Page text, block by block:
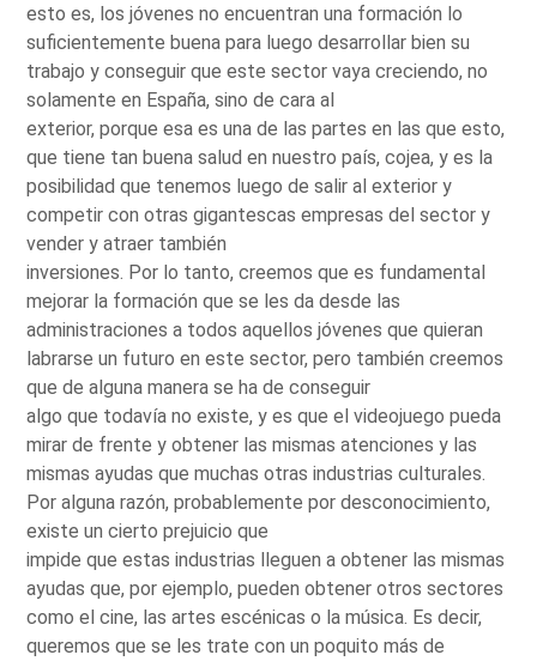
esto es, los jóvenes no encuentran una formación lo
suficientemente buena para luego desarrollar bien su
trabajo y conseguir que este sector vaya creciendo, no
solamente en España, sino de cara al
exterior, porque esa es una de las partes en las que esto,
que tiene tan buena salud en nuestro país, cojea, y es la
posibilidad que tenemos luego de salir al exterior y
competir con otras gigantescas empresas del sector y
vender y atraer también
inversiones. Por lo tanto, creemos que es fundamental
mejorar la formación que se les da desde las
administraciones a todos aquellos jóvenes que quieran
labrarse un futuro en este sector, pero también creemos
que de alguna manera se ha de conseguir
algo que todavía no existe, y es que el videojuego pueda
mirar de frente y obtener las mismas atenciones y las
mismas ayudas que muchas otras industrias culturales.
Por alguna razón, probablemente por desconocimiento,
existe un cierto prejuicio que
impide que estas industrias lleguen a obtener las mismas
ayudas que, por ejemplo, pueden obtener otros sectores
como el cine, las artes escénicas o la música. Es decir,
queremos que se les trate con un poquito más de